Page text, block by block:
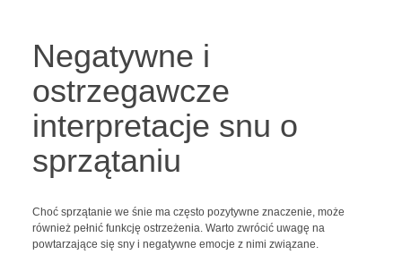
Negatywne i
ostrzegawcze
interpretacje snu o
sprzątaniu
Choć sprzątanie we śnie ma często pozytywne znaczenie, może
również pełnić funkcję ostrzeżenia. Warto zwrócić uwagę na
powtarzające się sny i negatywne emocje z nimi związane.